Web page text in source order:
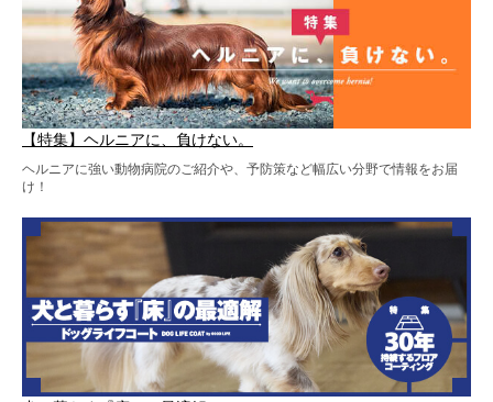
【特集】ヘルニアに、負けない。
ヘルニアに強い動物病院のご紹介や、予防策など幅広い分野で情報をお届
け！